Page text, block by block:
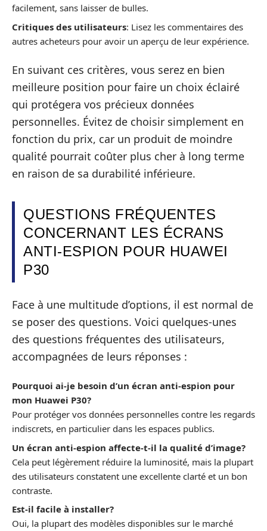
facilement, sans laisser de bulles.
Critiques des utilisateurs: Lisez les commentaires des
autres acheteurs pour avoir un aperçu de leur expérience.
En suivant ces critères, vous serez en bien
meilleure position pour faire un choix éclairé
qui protégera vos précieux données
personnelles. Évitez de choisir simplement en
fonction du prix, car un produit de moindre
qualité pourrait coûter plus cher à long terme
en raison de sa durabilité inférieure.
QUESTIONS FRÉQUENTES
CONCERNANT LES ÉCRANS
ANTI-ESPION POUR HUAWEI
P30
Face à une multitude d’options, il est normal de
se poser des questions. Voici quelques-unes
des questions fréquentes des utilisateurs,
accompagnées de leurs réponses :
Pourquoi ai-je besoin d’un écran anti-espion pour
mon Huawei P30?
Pour protéger vos données personnelles contre les regards
indiscrets, en particulier dans les espaces publics.
Un écran anti-espion affecte-t-il la qualité d’image?
Cela peut légèrement réduire la luminosité, mais la plupart
des utilisateurs constatent une excellente clarté et un bon
contraste.
Est-il facile à installer?
Oui, la plupart des modèles disponibles sur le marché